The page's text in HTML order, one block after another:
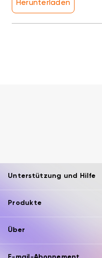
Herunterladen
Unterstützung und Hilfe
Produkte
Über